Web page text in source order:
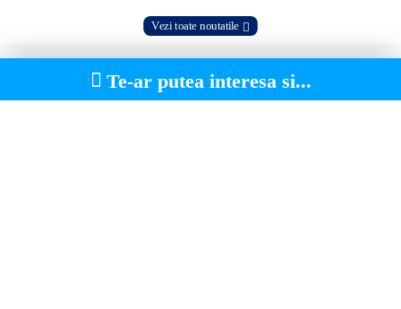
Vezi toate noutatile
Te-ar putea interesa si...